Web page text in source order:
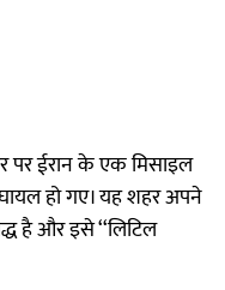
पर ईरान के एक मिसाइल
हो गए। यह शहर अपने
है और इसे ‘‘लिटिल